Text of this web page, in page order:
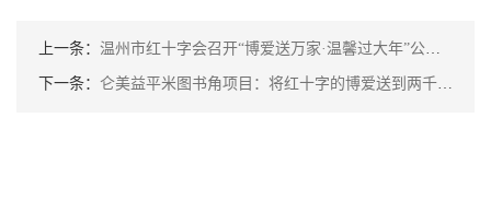
上一条： 温州市红十字会召开“博爱送万家·温馨过大年”公益活动
下一条： 仑美益平米图书角项目：将红十字的博爱送到两千公里外